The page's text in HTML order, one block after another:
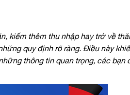
kiếm thêm thu nhập hay trở về
quy định rõ ràng. Điều này
thông tin quan trọng, các bạn